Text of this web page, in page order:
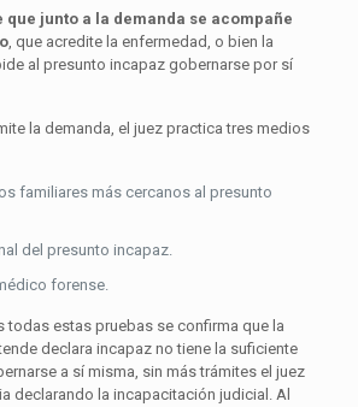
que junto a la demanda se acompañe
, que acredite la enfermedad, o bien la
al presunto incapaz gobernarse por sí
la demanda, el juez practica tres medios
familiares más cercanos al presunto
del presunto incapaz.
forense.
todas estas pruebas se confirma que la
declara incapaz no tiene la suficiente
a sí misma, sin más trámites el juez
declarando la incapacitación judicial. Al